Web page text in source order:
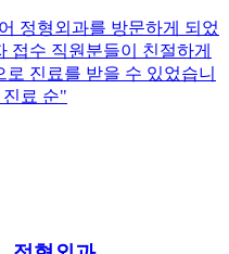
정형외과를 방문하게 되었
접수 직원분들이 친절하게
진료를 받을 수 있었습니
료 순"